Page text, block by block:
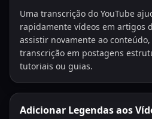
Uma transcrição do YouTube
rapidamente vídeos em artigos
assistir novamente ao
transcrição em postagens
tutoriais ou guias.
Adicionar Legendas aos